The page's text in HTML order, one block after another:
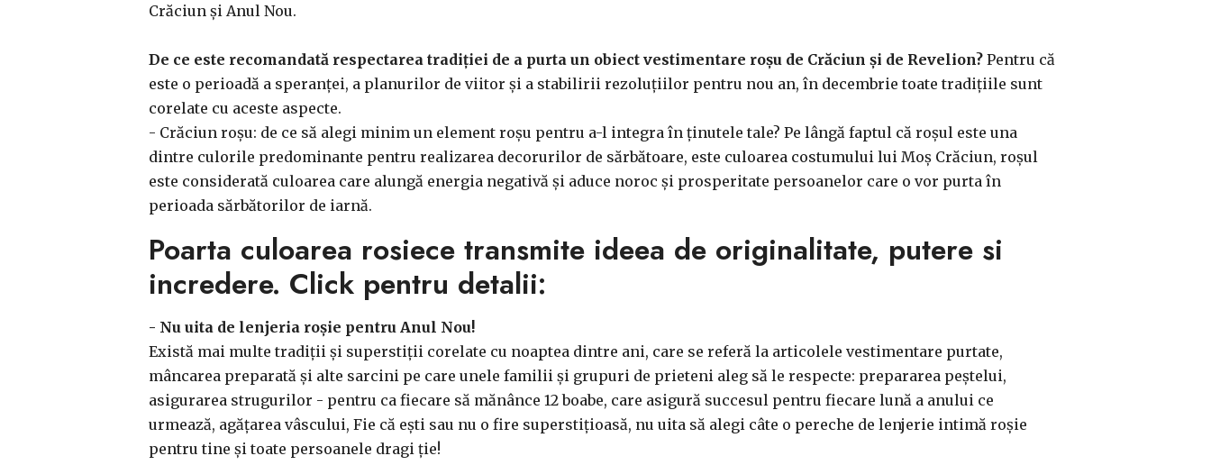
Crăciun și Anul Nou.
De ce este recomandată respectarea tradiției de a purta un obiect vestimentare roșu de Crăciun și de Revelion? Pentru că
este o perioadă a speranței, a planurilor de viitor și a stabilirii rezoluțiilor pentru nou an, în decembrie toate tradițiile sunt
corelate cu aceste aspecte.
- Crăciun roșu: de ce să alegi minim un element roșu pentru a-l integra în ținutele tale? Pe lângă faptul că roșul este una
dintre culorile predominante pentru realizarea decorurilor de sărbătoare, este culoarea costumului lui Moș Crăciun, roșul
este considerată culoarea care alungă energia negativă și aduce noroc și prosperitate persoanelor care o vor purta în
perioada sărbătorilor de iarnă.
Poarta culoarea rosiece transmite ideea de originalitate, putere si
incredere. Click pentru detalii:
- Nu uita de lenjeria roșie pentru Anul Nou!
Există mai multe tradiții și superstiții corelate cu noaptea dintre ani, care se referă la articolele vestimentare purtate,
mâncarea preparată și alte sarcini pe care unele familii și grupuri de prieteni aleg să le respecte: prepararea peștelui,
asigurarea strugurilor - pentru ca fiecare să mănânce 12 boabe, care asigură succesul pentru fiecare lună a anului ce
urmează, agățarea vâscului, Fie că ești sau nu o fire superstițioasă, nu uita să alegi câte o pereche de lenjerie intimă roșie
pentru tine și toate persoanele dragi ție!